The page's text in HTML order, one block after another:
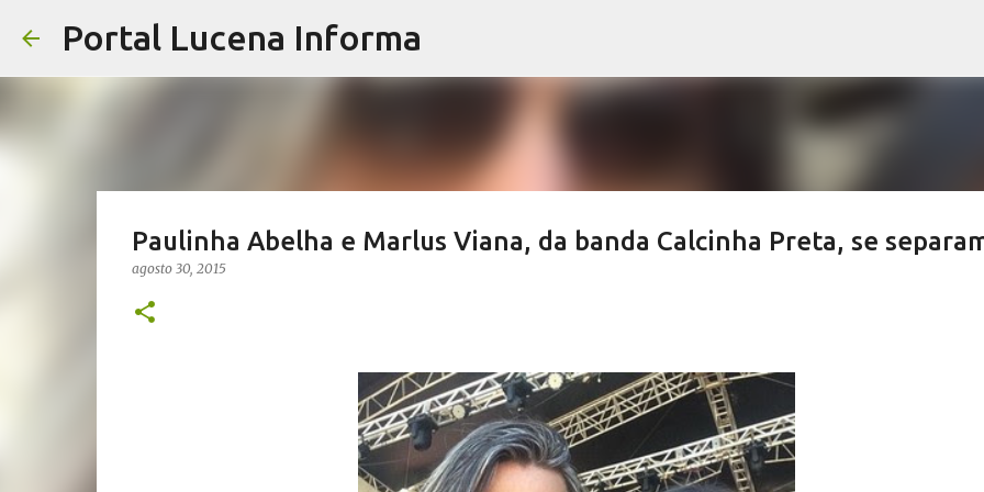
Portal Lucena Informa
Paulinha Abelha e Marlus Viana, da banda Calcinha Preta, se
agosto 30, 2015